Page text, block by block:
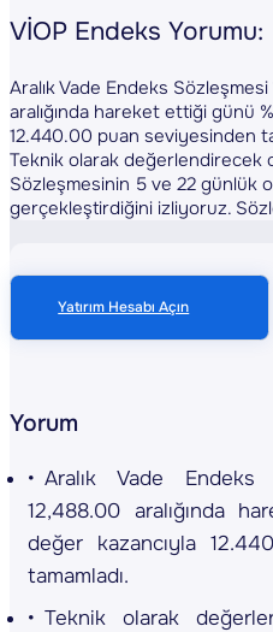
VİOP Endeks Yorumu:
Aralık Vade Endeks
aralığında hareket ettiği günü
12.440.00 puan seviyesinden
Teknik olarak değerlendirecek
Sözleşmesinin 5 ve 22 günlük
gerçekleştirdiğini izliyoruz.
Yatırım Hesabı Açın
Yorum
Aralık Vade
12,488.00 aralığında
değer kazancıyla
tamamladı.
Teknik olarak